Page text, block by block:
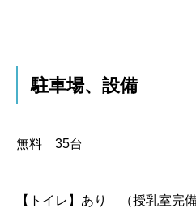
駐車場、設備
無料 35台
【トイレ】 あり （授乳室完備